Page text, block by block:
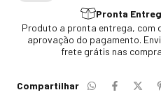
Pronta
Produto a pronta entrega, com
aprovação do pagamento.
frete grátis nas
Compartilhar